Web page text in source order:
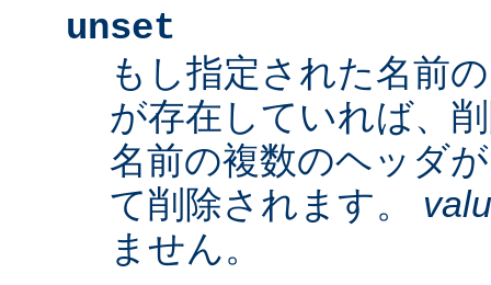
unset
もし指定された名前
が存在していれば、
名前の複数のヘッダ
て削除されます。
ません。